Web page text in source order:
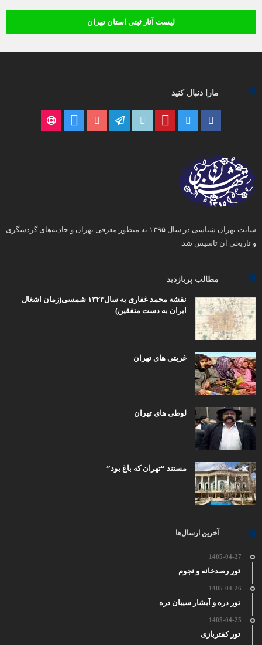
لیست آثار ثبتی استان تهران
مارا دنبال کنید
سایت تهران شناسی در سال ۱۳۹۵ به منظور معرفی تهران و جاذبه‌های گردشگری
و تاریخی آن تاسیس شد.
مطالب پربازدید
نقشه محمد غفاری به سال۱۳۲۳ شمسی(زمان اشغال
ایران به دست متفقین)
غربتی های تهران
لوطی های تهران
مستند “تهران که باغ بود”
آخرین ارسال‌ها
1405-04-27
تور رصدخانه و نجوم
1405-04-26
تور دره و آبشار سیبان دره
1405-04-25
تور کفتربازی